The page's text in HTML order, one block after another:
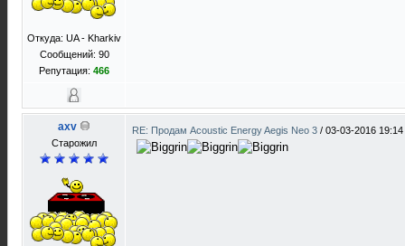
Откуда: UA - Kharkiv
Сообщений: 90
Репутация: 466
axv
Старожил
RE: Продам Acoustic Energy Aegis Neo 3 / 03-03-2016 19:14